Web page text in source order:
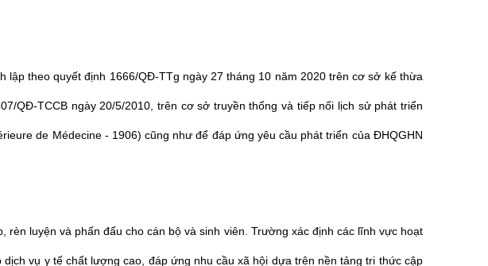
theo quyết định 1666/QĐ-TTg ngày 27 tháng 10 năm 2020 trên cơ sở kế thừa
QĐ-TCCB ngày 20/5/2010, trên cơ sở truyền thống và tiếp nối lịch sử phát triển
de Médecine - 1906) cũng như để đáp ứng yêu cầu phát triển của ĐHQGHN
luyện và phấn đấu cho cán bộ và sinh viên. Trường xác định các lĩnh vực hoạt
vụ y tế chất lượng cao, đáp ứng nhu cầu xã hội dựa trên nền tảng tri thức cập